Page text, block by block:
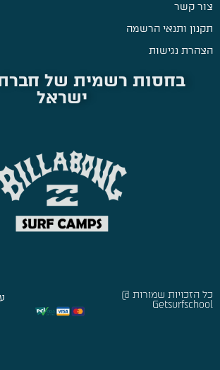
צור קשר
תקנון ותנאי הרשמה
הצהרת נגישות
בחסות רשמית של חברת
ישראל
כל הזכויות שמורות @
Getsurfschool